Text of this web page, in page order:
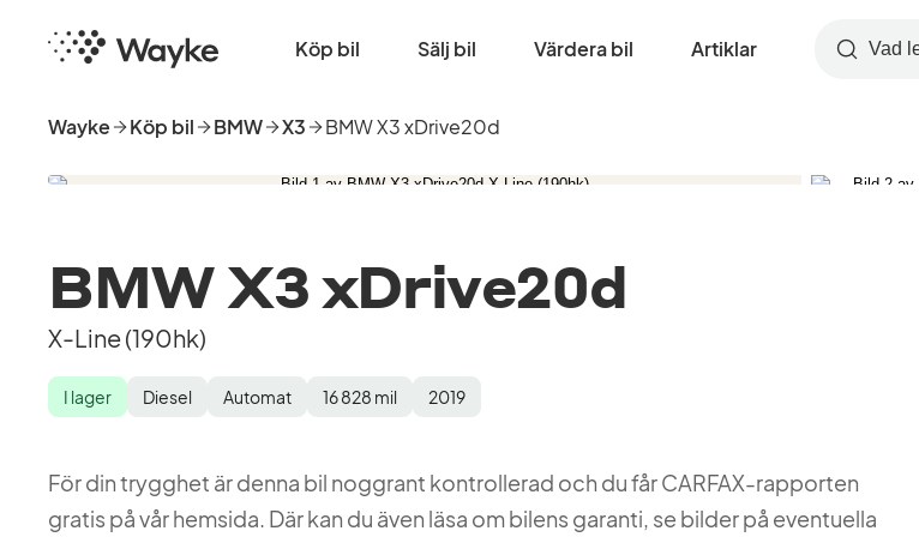
huvudinnehåll
Startsida Köp bil Sälj bil Värdera bil Artiklar Sök
Wayke Köp bil BMW X3 BMW X3 xDrive20d
BMW X3 xDrive20d
X-Line (190hk)
Lagerstatus
I lager
Drivmedel Diesel
Växellåda Automat
Mätarställning 16 828 mil
Modellår 2019
För din trygghet är denna bil noggrant kontrollerad och du får CARFAX-rapporten
gratis på vår hemsida. Där kan du även läsa om bilens garanti, se bilder på eventuella